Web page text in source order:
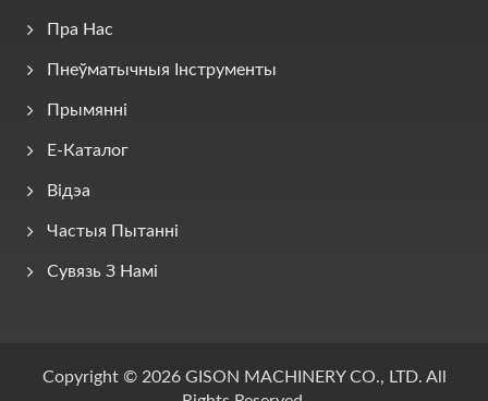
Пра Нас
Пнеўматычныя Інструменты
Прымянні
E-Каталог
Відэа
Частыя Пытанні
Сувязь З Намі
Copyright © 2026 GISON MACHINERY CO., LTD. All